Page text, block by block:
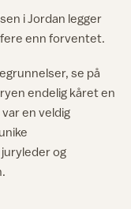
i Jordan legger
enn forventet.
se på
endelig kåret en
en veldig
og